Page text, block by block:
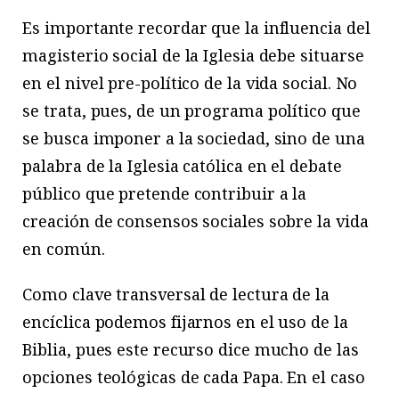
Es importante recordar que la influencia del
magisterio social de la Iglesia debe situarse
en el nivel pre-político de la vida social. No
se trata, pues, de un programa político que
se busca imponer a la sociedad, sino de una
palabra de la Iglesia católica en el debate
público que pretende contribuir a la
creación de consensos sociales sobre la vida
en común.
Como clave transversal de lectura de la
encíclica podemos fijarnos en el uso de la
Biblia, pues este recurso dice mucho de las
opciones teológicas de cada Papa. En el caso